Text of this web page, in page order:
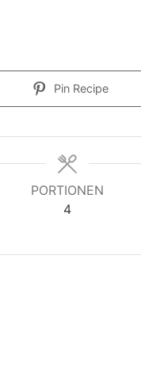
Pin Recipe
PORTIONEN
4